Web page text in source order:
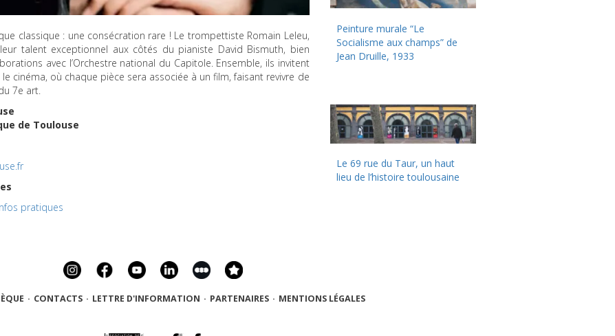
classique : une consécration rare ! Le trompettiste Romain Leleu,
talent exceptionnel aux côtés du pianiste David Bismuth, bien
avec l’Orchestre national du Capitole. Ensemble, ils invitent
cinéma, où chaque pièce sera associée à un film, faisant revivre de
7e art.
de Toulouse
pratiques
Peinture murale “Le
Socialisme aux champs” de
Jean Druille, 1933
Le 69 rue du Taur, un haut
lieu de l’histoire toulousaine
· CONTACTS · LETTRE D'INFORMATION · PARTENAIRES · MENTIONS LÉGALES